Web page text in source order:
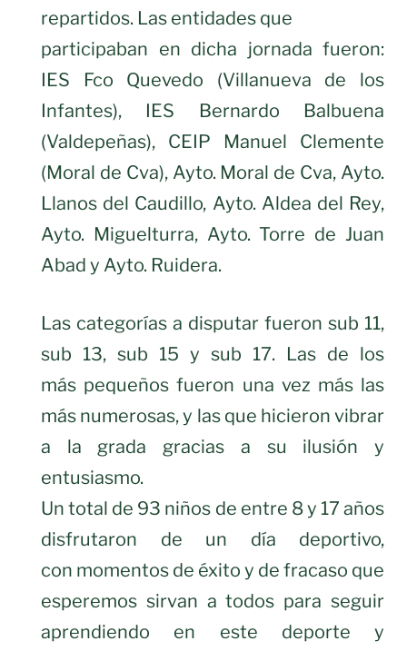
repartidos. Las entidades que
participaban en dicha jornada fueron:
IES Fco Quevedo (Villanueva de los
Infantes), IES Bernardo Balbuena
(Valdepeñas), CEIP Manuel Clemente
(Moral de Cva), Ayto. Moral de Cva, Ayto.
Llanos del Caudillo, Ayto. Aldea del Rey,
Ayto. Miguelturra, Ayto. Torre de Juan
Abad y Ayto. Ruidera.
Las categorías a disputar fueron sub 11,
sub 13, sub 15 y sub 17. Las de los
más pequeños fueron una vez más las
más numerosas, y las que hicieron vibrar
a la grada gracias a su ilusión y
entusiasmo.
Un total de 93 niños de entre 8 y 17 años
disfrutaron de un día deportivo,
con momentos de éxito y de fracaso que
esperemos sirvan a todos para seguir
aprendiendo en este deporte y